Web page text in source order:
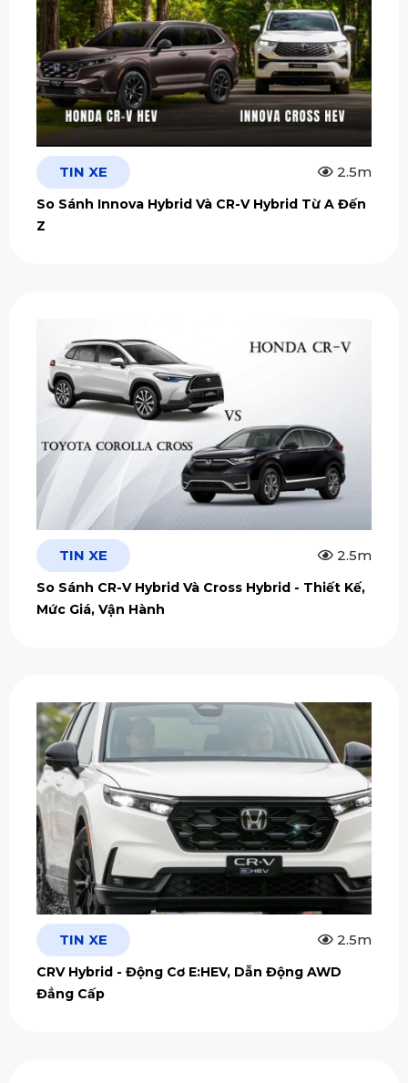
TIN XE 2.5m
So Sánh Innova Hybrid Và CR-V Hybrid Từ A Đến
Z
TIN XE 2.5m
So Sánh CR-V Hybrid Và Cross Hybrid - Thiết Kế,
Mức Giá, Vận Hành
TIN XE 2.5m
CRV Hybrid - Động Cơ E:HEV, Dẫn Động AWD
Đẳng Cấp